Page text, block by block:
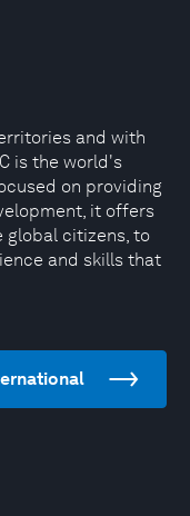
and with
is the world's
on providing
it offers
global citizens, to
and skills that